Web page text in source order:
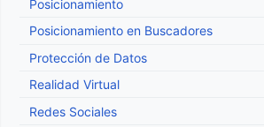
Posicionamiento
Posicionamiento en Buscadores
Protección de Datos
Realidad Virtual
Redes Sociales